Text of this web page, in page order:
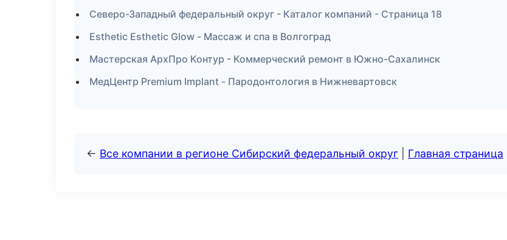
Северо-Западный федеральный округ - Каталог компаний - Страница 18
Esthetic Esthetic Glow - Массаж и спа в Волгоград
Мастерская АрхПро Контур - Коммерческий ремонт в Южно-Сахалинск
МедЦентр Premium Implant - Пародонтология в Нижневартовск
← Все компании в регионе Сибирский федеральный округ Главная страница